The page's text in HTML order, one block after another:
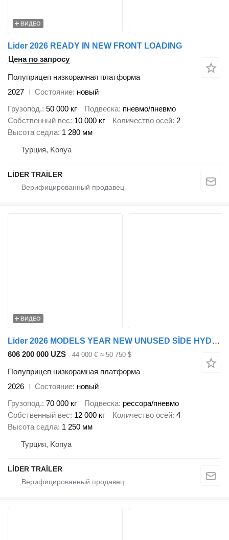
ВИДЕО
Lider 2026 READY IN NEW FRONT LOADING
Цена по запросу
Полуприцеп низкорамная платформа
2027
Состояние новый
Грузопод. 50 000 кг Подвеска пневмо/пневмо
Собственный вес 10 000 кг Количество осей 2
Высота седла 1 280 мм
Турция, Konya
LİDER TRAİLER
ВИДЕО
Lider 2026 MODELS YEAR NEW UNUSED SİDE HYDROULİC
606 200 000 UZS 44 000 € ≈ 50 750 $
Полуприцеп низкорамная платформа
2026
Состояние новый
Грузопод. 70 000 кг Подвеска рессора/пневмо
Собственный вес 12 000 кг Количество осей 4
Высота седла 1 250 мм
Турция, Konya
LİDER TRAİLER